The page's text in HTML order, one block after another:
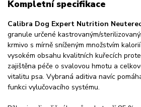
Kompletní specifikace
Calibra Dog Expert Nutrition
granule určené kastrovaným/
krmivo s mírně sníženým množstvím
vysokém obsahu kvalitních kuřecích
zajištěna péče o svalovou hmotu a
vitalitu psa. Vybraná aditiva navíc
funkci vylučovacího systému.